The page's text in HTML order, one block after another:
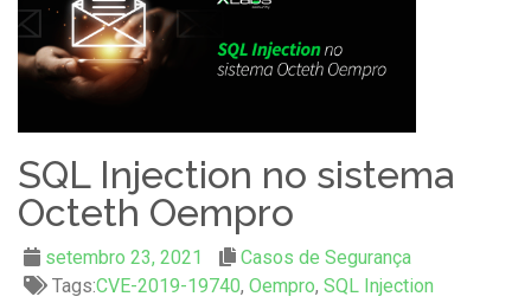
SQL Injection no sistema
Octeth Oempro
setembro 23, 2021
Casos de Segurança
Tags:CVE-2019-19740, Oempro, SQL Injection